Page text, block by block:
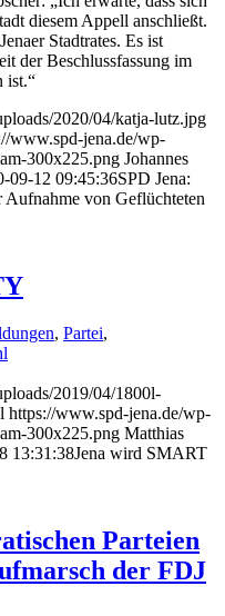
diesem Appell anschließt.
Stadtrates. Es ist
der Beschlussfassung im
ist.“
2020/04/katja-lutz.jpg
www.spd-jena.de/wp-
300x225.png Johannes
09-12 09:45:36SPD Jena:
Aufnahme von Geflüchteten
, Partei,
2019/04/1800l-
https://www.spd-jena.de/wp-
300x225.png Matthias
13:31:38Jena wird SMART
Parteien
der FDJ